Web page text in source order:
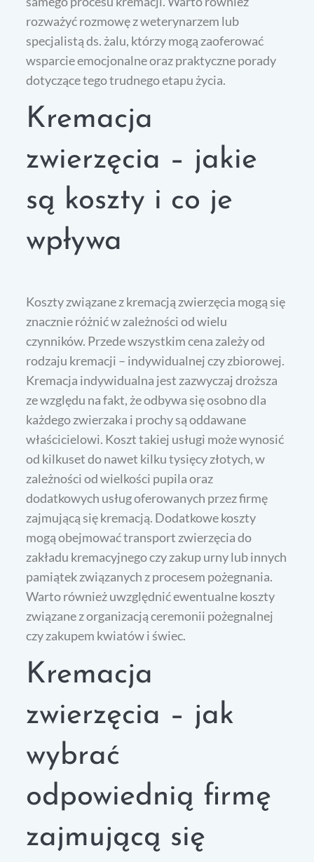
rozważyć rozmowę z weterynarzem lub
specjalistą ds. żalu, którzy mogą zaoferować
wsparcie emocjonalne oraz praktyczne porady
dotyczące tego trudnego etapu życia.
Kremacja
zwierzęcia – jakie
są koszty i co je
wpływa
Koszty związane z kremacją zwierzęcia mogą się
znacznie różnić w zależności od wielu
czynników. Przede wszystkim cena zależy od
rodzaju kremacji – indywidualnej czy zbiorowej.
Kremacja indywidualna jest zazwyczaj droższa
ze względu na fakt, że odbywa się osobno dla
każdego zwierzaka i prochy są oddawane
właścicielowi. Koszt takiej usługi może wynosić
od kilkuset do nawet kilku tysięcy złotych, w
zależności od wielkości pupila oraz
dodatkowych usług oferowanych przez firmę
zajmującą się kremacją. Dodatkowe koszty
mogą obejmować transport zwierzęcia do
zakładu kremacyjnego czy zakup urny lub innych
pamiątek związanych z procesem pożegnania.
Warto również uwzględnić ewentualne koszty
związane z organizacją ceremonii pożegnalnej
czy zakupem kwiatów i świec.
Kremacja
zwierzęcia – jak
wybrać
odpowiednią firmę
zajmującą się